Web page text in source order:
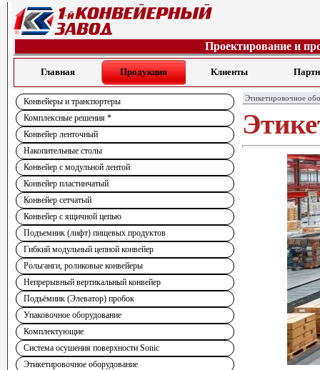
Проектирование и
Главная Продукция Клиенты
Конвейеры и транспортеры
Комплексные решения *
Конвейер ленточный
Накопительные столы
Конвейер с модульной лентой
Конвейер пластинчатый
Конвейер сетчатый
Конвейер с ящичной цепью
Подъемник (лифт) пищевых продуктов
Гибкий модульный цепной конвейер
Рольганги, роликовые конвейеры
Непрерывный вертикальный конвейер
Подъёмник (Элеватор) пробок
Упаковочное оборудование
Комплектующие
Система осушения поверхности Sonic
Этикетировочное оборудование
Этикетировочное